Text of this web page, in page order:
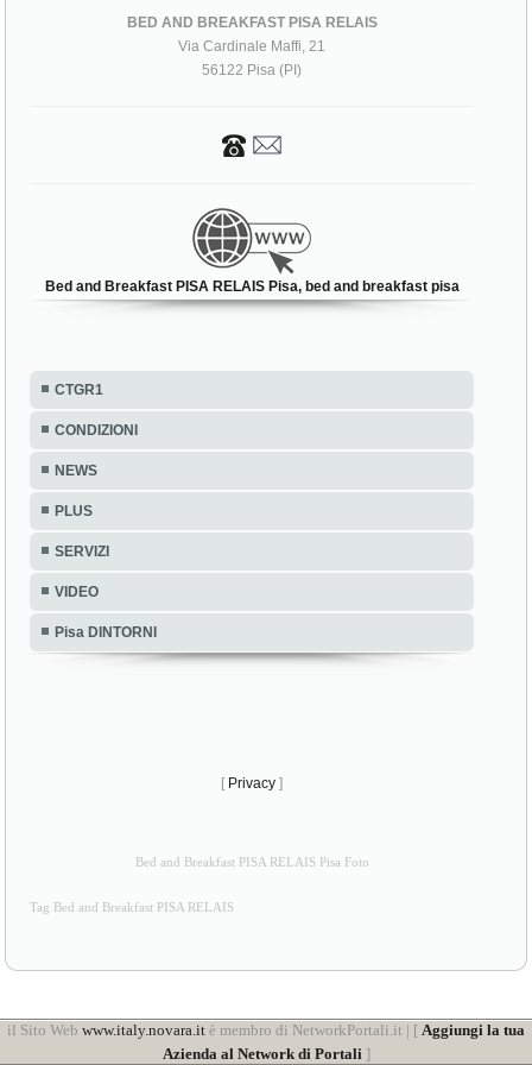
BED AND BREAKFAST PISA RELAIS
Via Cardinale Maffi, 21
56122 Pisa (PI)
Bed and Breakfast PISA RELAIS Pisa, bed and breakfast pisa
CTGR1
CONDIZIONI
NEWS
PLUS
SERVIZI
VIDEO
Pisa DINTORNI
[ Privacy ]
Bed and Breakfast PISA RELAIS Pisa Foto
Tag Bed and Breakfast PISA RELAIS
il Sito Web www.italy.novara.it è membro di NetworkPortali.it | [ Aggiungi la tua
Azienda al Network di Portali]